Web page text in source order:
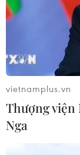
công nghệ,
chuyển đổi số
04/08/2026 01:21
vietnamplus.vn
Thượng viện
Nga